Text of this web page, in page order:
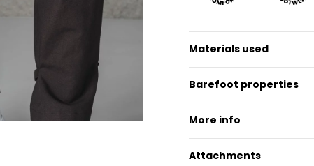
Materials used
Barefoot properties
More info
Attachments